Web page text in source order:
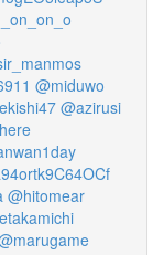
@miduwo
@azirusi
@hitomear